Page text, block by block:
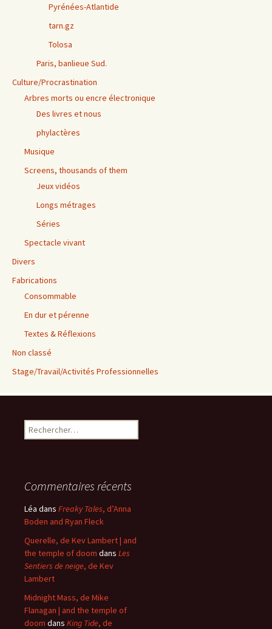
Pyrénées-Atlantide
tarn.gz
Tolosa
Paris, banlieue Sud.
Culture/Procrastination
Arbres morts ou encre électronique
Des livres et nous
phylactères
Musique
Screens, thousands of them
Jeux vidéos
Longs métrages
Séries
Spectacle vivant
Divers
Fabrications
Consommable
En dur et pérenne
Textes & Réflexions
Non classé
Stage/Travail/Activités Professionnelles
Rechercher :
Commentaires récents
Léa dans Freaky Tales, d’Anna
Boden and Ryan Fleck
Querelle, de Kev Lambert | and
the temple of doom dans Les
Sentiers de neige, de Kev
Lambert
Midnight Mass, de Mike
Flanagan | and the temple of
doom dans King Tide, de